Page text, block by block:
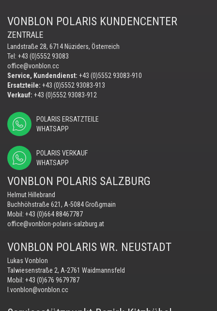
VONBLON POLARIS KUNDENCENTER
ZENTRALE
Landstraße 28, 6714 Nüziders, Österreich
Tel: +43 (0)5552 93083
office@vonblon.cc
Service, Kundendienst: +43 (0)5552 93083-910
Ersatzteile: +43 (0)5552 93083-913
Verkauf: +43 (0)5552 93083-912
POLARIS ERSATZTEILE
WHATSAPP
POLARIS VERKAUF
WHATSAPP
VONBLON POLARIS SALZBURG
Helmut Hillebrand
Buchhöhstraße 621, A-5084 Großgmain
Mobil: +43 (0)664 88467787
office@vonblon-polaris-salzburg.at
VONBLON POLARIS WR. NEUSTADT
Lukas Vonblon
Talwiesenstraße 2, A-2761 Waidmannsfeld
Mobil: +43 (0)676 9679787
l.vonblon@vonblon.cc